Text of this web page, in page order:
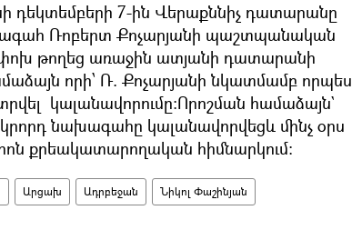
դեկտեմբերի 7-ին Վերաքննիչ դատարանը
Ռոբերտ Քոչարյանի պաշտպանական
թողեց առաջին ատյանի դատարանի
որի՝ Ռ. Քոչարյանի նկատմամբ որպես
կալանավորումը:Որոշման համաձայն`
նախագահը կալանավորվեցև մինչ օրս
քրեակատարողական հիմնարկում։
Արցախ Ադրբեջան Նիկոլ Փաշինյան